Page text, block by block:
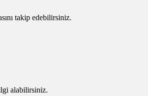
takip edebilirsiniz.
alabilirsiniz.